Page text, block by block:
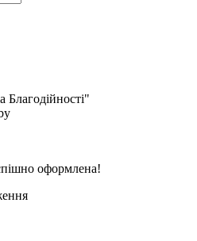
оформлена!